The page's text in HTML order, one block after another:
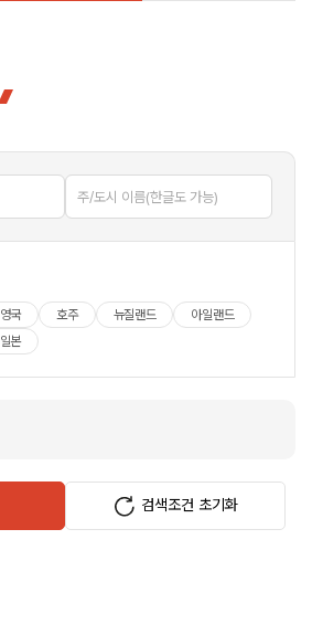
영국 호주 뉴질랜드
아일랜드
일본
검색조건 초기화